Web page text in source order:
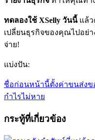
ทดลองใช้ XSelly วันนี้แล้ว
เปลี่ยนธุรกิจของคุณไปอย่
จ่าย!
แบ่งปัน:
ชื่อก่อนหน้านี้ตั้งค่าขนส่งข
กำไรไม่หาย
กระทู้ที่เกี่ยวข้อง